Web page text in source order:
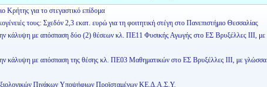
Κρήτης για το στεγαστικό επίδομα
τους: Σχεδόν 2,3 εκατ. ευρώ για τη φοιτητική στέγη στο Πανεπιστήμιο Θεσσαλίας
κάλυψη με απόσπαση δύο (2) θέσεων κλ. ΠΕ11 Φυσικής Αγωγής στο ΕΣ Βρυξέλλες ΙΙΙ, με
κάλυψη με απόσπαση της θέσης κλ. ΠΕ03 Μαθηματικών στο ΕΣ Βρυξέλλες ΙΙΙ, με γλώσσα
Πινάκων Υποψήφιων Προϊσταμένων ΚΕ.Δ.Α.Σ.Υ.